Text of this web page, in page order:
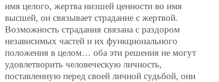
имя целого, жертва низшей ценности во имя
высшей, он связывает страдание с жертвой.
Возможность страдания связана с раздором
независимых частей и их функционального
положения в целом… оба эти решения не могут
удовлетворить человеческую личность,
поставленную перед своей личной судьбой, они